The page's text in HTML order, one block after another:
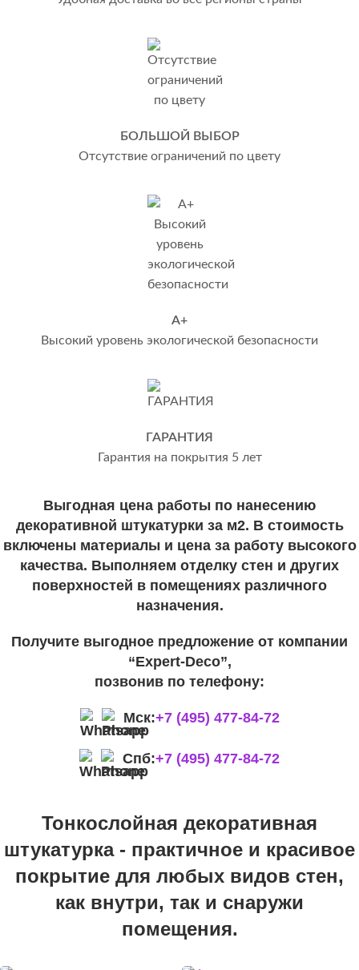
ГАРАНТИЯ
Гарантия на покрытия 5 лет
А+
Высокий уровень экологической безопасности
БОЛЬШОЙ ВЫБОР
Отсутствие ограничений по цвету
Выгодная цена работы по нанесению
декоративной штукатурки за м2. В стоимость
включены материалы и цена за работу высокого
качества. Выполняем отделку стен и других
поверхностей в помещениях различного
назначения.
Получите выгодное предложение от компании
“Expert-Deco”,
позвонив по телефону:
Мск:+7 (495) 477-84-72
Спб:+7 (495) 477-84-72
Тонкослойная декоративная
штукатурка - практичное и красивое
покрытие для любых видов стен,
как внутри, так и снаружи
помещения.